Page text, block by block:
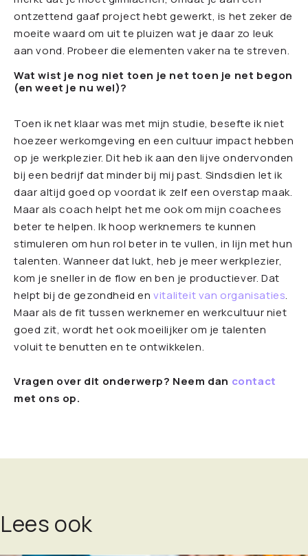
ontzettend gaaf project hebt gewerkt, is het zeker de
moeite waard om uit te pluizen wat je daar zo leuk
aan vond. Probeer die elementen vaker na te streven.
Wat wist je nog niet toen je net toen je net begon
(en weet je nu wel)?
Toen ik net klaar was met mijn studie, besefte ik niet
hoezeer werkomgeving en een cultuur impact hebben
op je werkplezier. Dit heb ik aan den lijve ondervonden
bij een bedrijf dat minder bij mij past. Sindsdien let ik
daar altijd goed op voordat ik zelf een overstap maak.
Maar als coach helpt het me ook om mijn coachees
beter te helpen. Ik hoop werknemers te kunnen
stimuleren om hun rol beter in te vullen, in lijn met hun
talenten. Wanneer dat lukt, heb je meer werkplezier,
kom je sneller in de flow en ben je productiever. Dat
helpt bij de gezondheid envitaliteit van organisaties.
Maar als de fit tussen werknemer en werkcultuur niet
goed zit, wordt het ook moeilijker om je talenten
voluit te benutten en te ontwikkelen.
Vragen over dit onderwerp? Neem dan contact
met ons op.
Lees ook